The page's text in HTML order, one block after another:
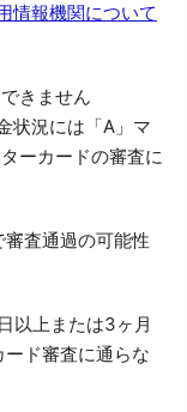
情報機関について
きません
状況には「A」マ
ーカードの審査に
査通過の可能性
以上または3ヶ月
ド審査に通らな